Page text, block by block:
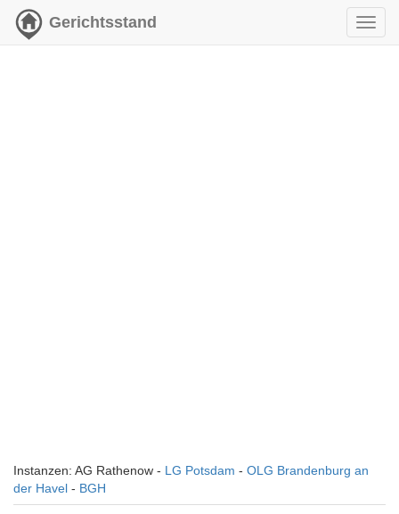
Gerichtsstand
Instanzen: AG Rathenow - LG Potsdam - OLG Brandenburg an
der Havel - BGH